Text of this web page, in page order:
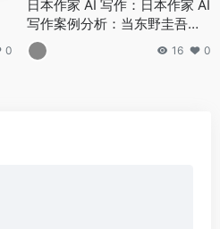
0
日本作家 AI 写作：日本作家 AI
写作案例分析：当东野圭吾遇
上 AI，推理小说会发生什么？
16 0